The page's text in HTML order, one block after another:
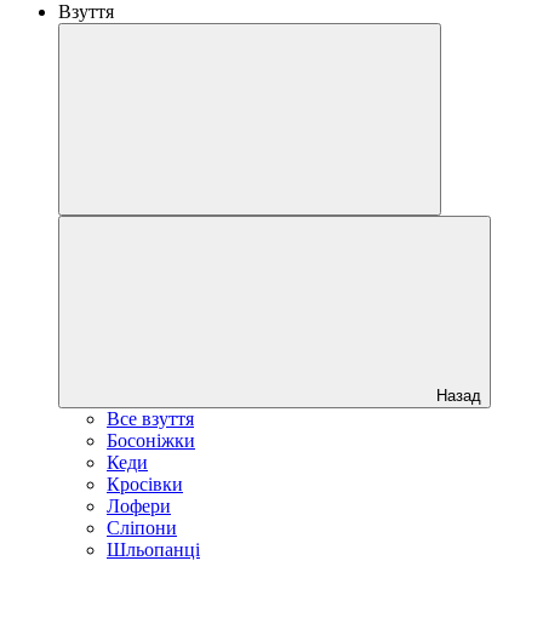
Взуття
Назад
Все взуття
Босоніжки
Кеди
Кросівки
Лофери
Сліпони
Шльопанці